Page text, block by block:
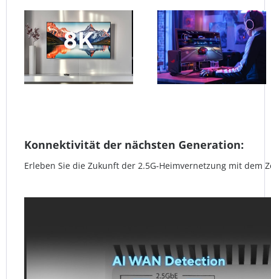
Konnektivität der nächsten Generation:
Erleben Sie die Zukunft der 2.5G-Heimvernetzung mit dem